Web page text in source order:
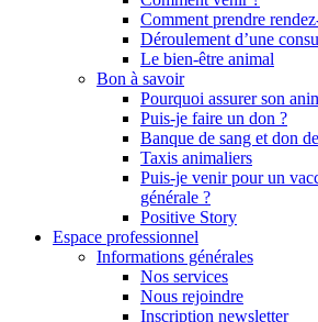
Comment prendre
Déroulement d’une
Le bien-être animal
Bon à savoir
Pourquoi assurer son
Puis-je faire un don ?
Banque de sang et don
Taxis animaliers
Puis-je venir pour un
générale ?
Positive Story
Espace professionnel
Informations générales
Nos services
Nous rejoindre
Inscription newsletter